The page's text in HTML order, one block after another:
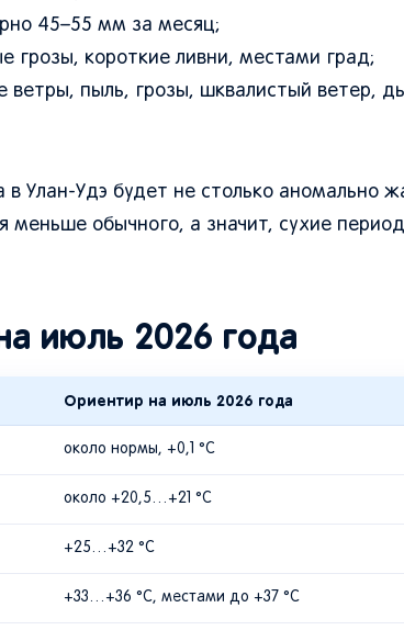
45–55 мм за месяц;
грозы, короткие ливни, местами град;
ветры, пыль, грозы, шквалистый ветер,
в Улан-Удэ будет не столько аномально
обычного, а значит, сухие
июль 2026 года
Ориентир на июль 2026 года
около нормы, +0,1 °C
около +20,5…+21 °C
+25…+32 °C
+33…+36 °C, местами до +37 °C